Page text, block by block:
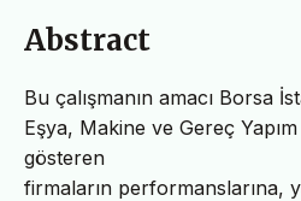
Abstract
Bu çalışmanın amacı Borsa
Eşya, Makine ve Gereç
gösteren
firmaların performanslarına,